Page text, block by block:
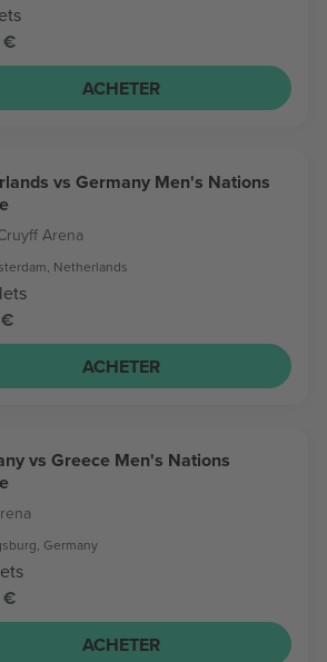
€
ACHETER
vs Germany Men's Nations
Arena
Netherlands
ACHETER
vs Greece Men's Nations
Germany
€
ACHETER